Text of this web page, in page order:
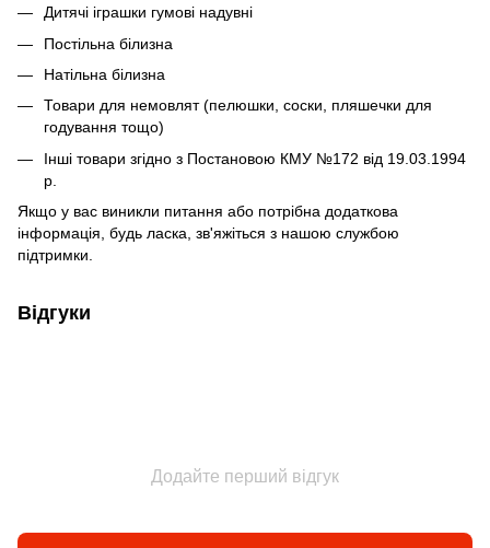
Дитячі іграшки гумові надувні
Постільна білизна
Натільна білизна
Товари для немовлят (пелюшки, соски, пляшечки для
годування тощо)
Інші товари згідно з Постановою КМУ №172 від 19.03.1994
р.
Якщо у вас виникли питання або потрібна додаткова
інформація, будь ласка, зв'яжіться з нашою службою
підтримки.
Відгуки
Додайте перший відгук